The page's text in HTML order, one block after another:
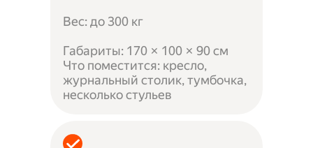
Вес: до 300 кг
Габариты: 170 × 100 × 90 см
Что поместится: кресло,
журнальный столик, тумбочка,
несколько стульев